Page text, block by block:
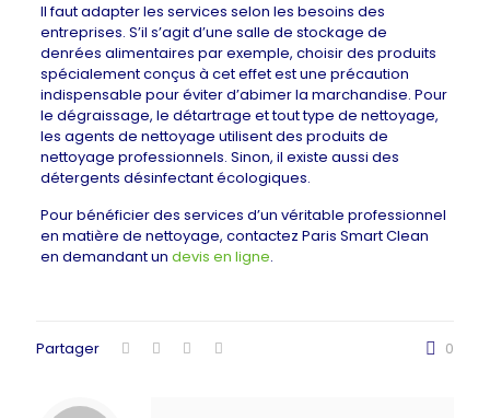
Il faut adapter les services selon les besoins des
entreprises. S’il s’agit d’une salle de stockage de
denrées alimentaires par exemple, choisir des produits
spécialement conçus à cet effet est une précaution
indispensable pour éviter d’abimer la marchandise. Pour
le dégraissage, le détartrage et tout type de nettoyage,
les agents de nettoyage utilisent des produits de
nettoyage professionnels. Sinon, il existe aussi des
détergents désinfectant écologiques.
Pour bénéficier des services d’un véritable professionnel
en matière de nettoyage, contactez Paris Smart Clean
en demandant un devis en ligne.
Partager 0